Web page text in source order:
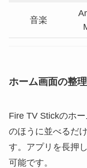
音楽
ホーム画面の整
Fire TV Stickのホ
のほうに並べるだ
す。アプリを長押
可能です。